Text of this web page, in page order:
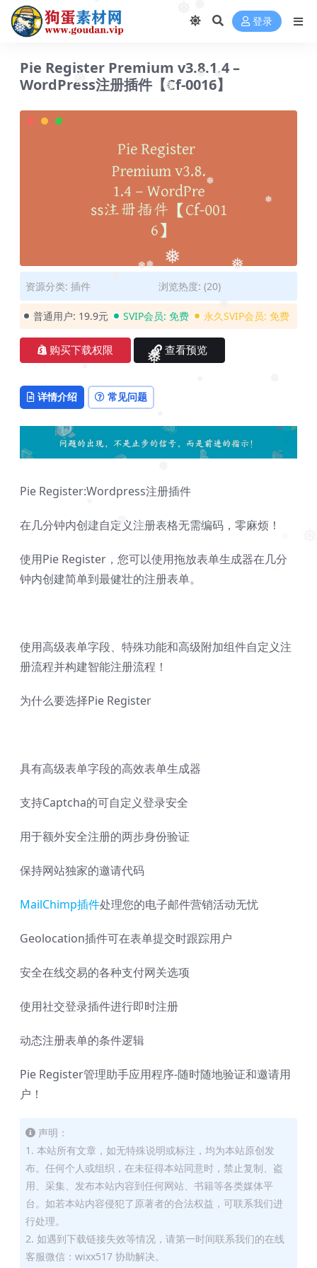
❅
❅
❅
❅
❅
❅
❅
❅
❅ ❅
❅
❅
❅❅
❅
登录
Pie Register Premium v3.8.1.4 –
WordPress注册插件【Cf-0016】
资源分类: 插件 浏览热度: (20)
普通用户: 19.9元 SVIP会员: 免费 永久SVIP会员: 免费
购买下载权限 查看预览
详情介绍 常见问题
Pie Register:Wordpress注册插件
在几分钟内创建自定义注册表格无需编码，零麻烦！
使用Pie Register，您可以使用拖放表单生成器在几分
钟内创建简单到最健壮的注册表单。
使用高级表单字段、特殊功能和高级附加组件自定义注
册流程并构建智能注册流程！
为什么要选择Pie Register
具有高级表单字段的高效表单生成器
支持Captcha的可自定义登录安全
用于额外安全注册的两步身份验证
保持网站独家的邀请代码
MailChimp插件处理您的电子邮件营销活动无忧
Geolocation插件可在表单提交时跟踪用户
安全在线交易的各种支付网关选项
使用社交登录插件进行即时注册
动态注册表单的条件逻辑
Pie Register管理助手应用程序-随时随地验证和邀请用
户！
声明：
1. 本站所有文章，如无特殊说明或标注，均为本站原创发
布。任何个人或组织，在未征得本站同意时，禁止复制、盗
用、采集、发布本站内容到任何网站、书籍等各类媒体平
台。如若本站内容侵犯了原著者的合法权益，可联系我们进
行处理。
2. 如遇到下载链接失效等情况，请第一时间联系我们的在线
客服微信：wixx517 协助解决。